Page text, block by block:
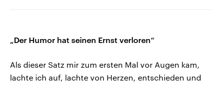
„Der Humor hat seinen Ernst verloren“
Als dieser Satz mir zum ersten Mal vor Augen kam,
lachte ich auf, lachte von Herzen, entschieden und